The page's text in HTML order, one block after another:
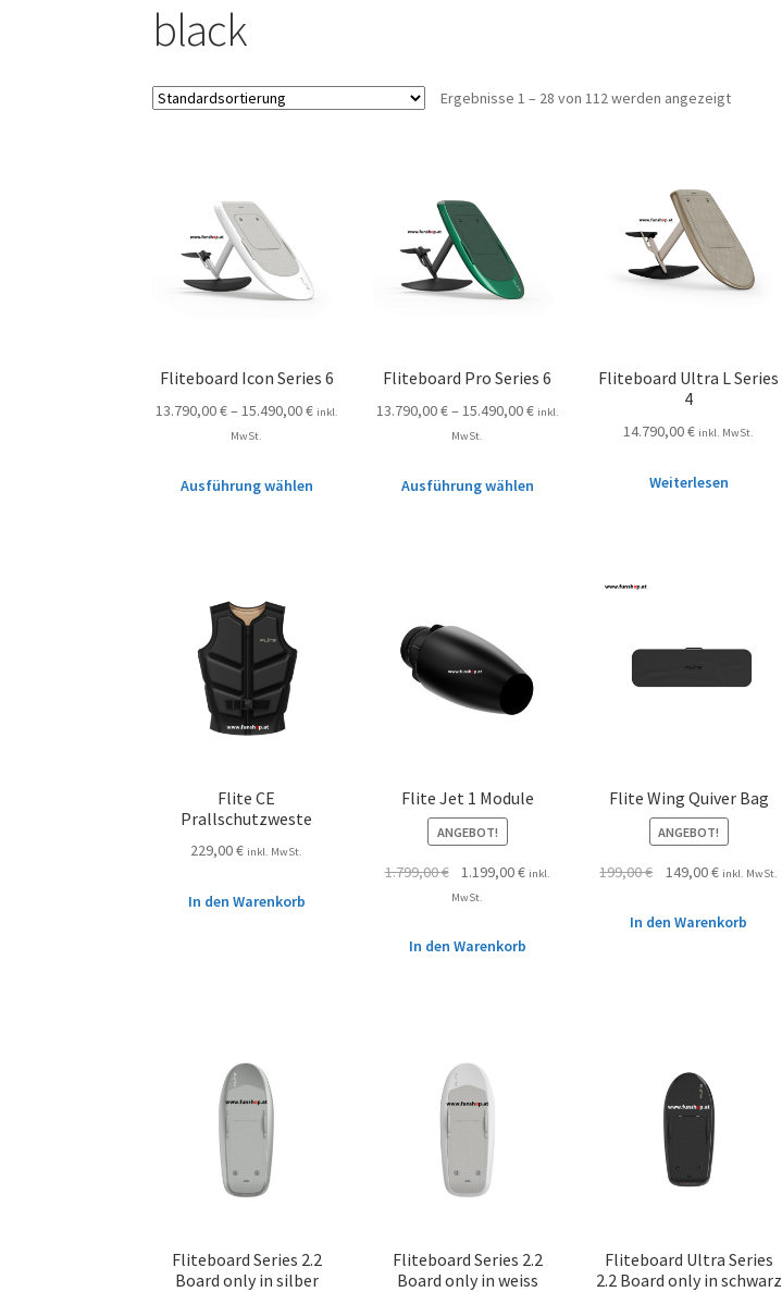
black
Ergebnisse 1 – 28 von 112 werden angezeigt
Fliteboard Icon Series 6
13.790,00€– 15.490,00€ inkl.
MwSt.
Ausführung wählen
Fliteboard Pro Series 6
13.790,00€– 15.490,00€ inkl.
MwSt.
Ausführung wählen
Fliteboard Ultra L Series
4
14.790,00€ inkl. MwSt.
Weiterlesen
Flite CE
Prallschutzweste
229,00€ inkl. MwSt.
In den Warenkorb
Flite Jet 1 Module
ANGEBOT!
1.799,00€ 1.199,00€ inkl.
MwSt.
In den Warenkorb
Flite Wing Quiver Bag
ANGEBOT!
199,00€ 149,00€ inkl. MwSt.
In den Warenkorb
Fliteboard Series 2.2
Board only in silber
Fliteboard Series 2.2
Board only in weiss
Fliteboard Ultra Series
2.2 Board only in schwarz